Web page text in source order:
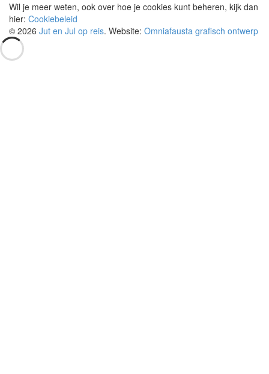
Wil je meer weten, ook over hoe je cookies kunt beheren, kijk dan
hier: Cookiebeleid
© 2026 Jut en Jul op reis. Website: Omniafausta grafisch ontwerp